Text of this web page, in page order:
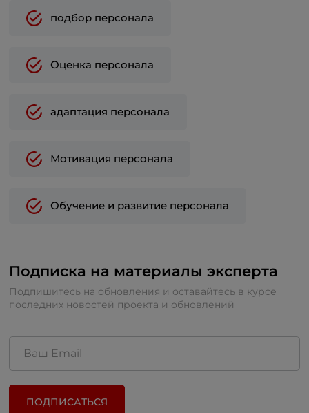
подбор персонала
Оценка персонала
адаптация персонала
Мотивация персонала
Обучение и развитие персонала
Подписка на материалы эксперта
Подпишитесь на обновления и оставайтесь в курсе
последних новостей проекта и обновлений
ПОДПИСАТЬСЯ